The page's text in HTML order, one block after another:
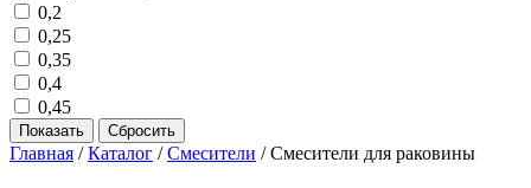
0,2
0,25
0,35
0,4
0,45
Главная /Каталог /Смесители /Смесители для раковины